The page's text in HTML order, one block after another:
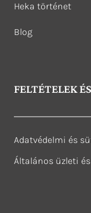
Heka történet
Blog
FELTÉTELEK
Adatvédelmi és
Általános üzleti